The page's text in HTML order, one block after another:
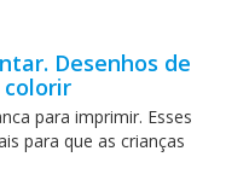
Desenhos de
colorir
para imprimir. Esses
para que as crianças